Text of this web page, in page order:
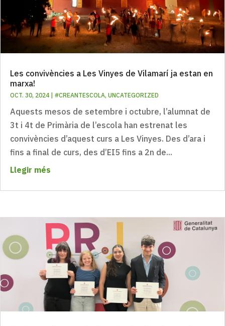
Les convivències a Les Vinyes de Vilamarí ja estan en
marxa!
OCT. 30, 2024| #CREANTESCOLA, UNCATEGORIZED
Aquests mesos de setembre i octubre, l’alumnat de
3t i 4t de Primària de l’escola han estrenat les
convivències d’aquest curs a Les Vinyes. Des d’ara i
fins a final de curs, des d’EI5 fins a 2n de...
Llegir més